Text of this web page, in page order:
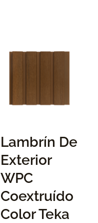
Lambrín De
Exterior
WPC
Coextruído
Color Teka